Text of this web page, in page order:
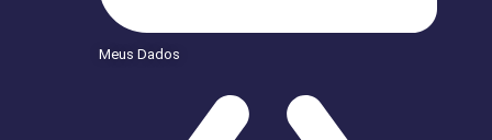
Meus Dados